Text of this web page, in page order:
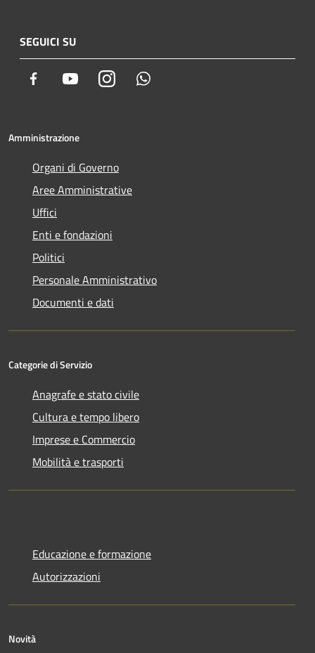
SEGUICI SU
Facebook YoutubeInstagram
Amministrazione
Organi di Governo
Aree Amministrative
Uffici
Enti e fondazioni
Politici
Personale Amministrativo
Documenti e dati
Categorie di Servizio
Anagrafe e stato civile
Cultura e tempo libero
Imprese e Commercio
Mobilità e trasporti
Educazione e formazione
Autorizzazioni
Novità